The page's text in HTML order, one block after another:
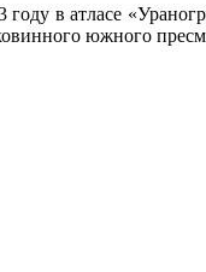
году в атласе
южного